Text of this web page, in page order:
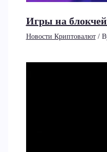
Игры на
Новости Криптовалют/